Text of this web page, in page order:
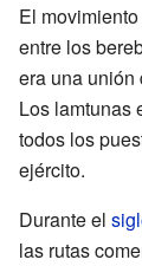
El
entre los
era una unión
Los lamtunas
todos los
ejército.
Durante el
las rutas